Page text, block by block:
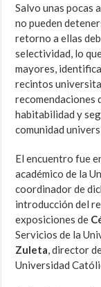
Salvo unas pocas
no pueden
retorno a ellas
selectividad, lo
mayores,
recintos
recomendaciones
habitabilidad y
comunidad
El encuentro fue
académico de la
coordinador de
introducción del
exposiciones de
Servicios de la
Zuleta, director
Universidad